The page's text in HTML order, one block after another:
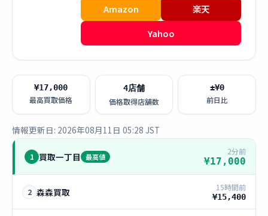
Amazon
楽天
Yahoo
¥17,000
最高買取価格
4店舗
価格取得店舗数
±¥0
前日比
情報更新日: 2026年08月11日 05:28 JST
1 買取一丁目 最高値
2分前
¥17,000
2 森森買取 15時間前
¥15,400